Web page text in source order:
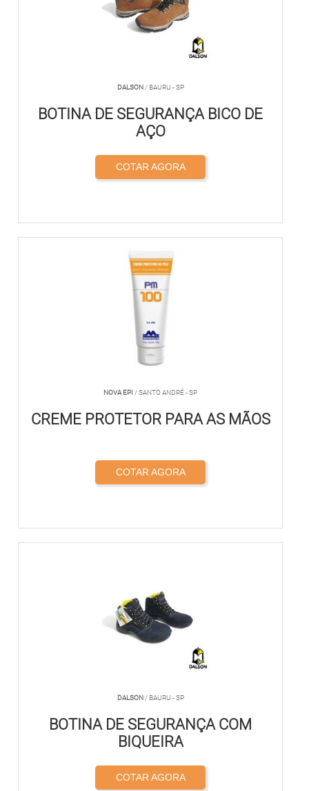
DALSON / BAURU - SP
BOTINA DE SEGURANÇA BICO DE
AÇO
COTAR AGORA
NOVA EPI / SANTO ANDRÉ - SP
CREME PROTETOR PARA AS MÃOS
COTAR AGORA
DALSON / BAURU - SP
BOTINA DE SEGURANÇA COM
BIQUEIRA
COTAR AGORA